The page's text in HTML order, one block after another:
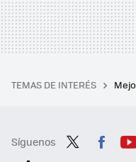
TEMAS DE INTERÉS
Síguenos